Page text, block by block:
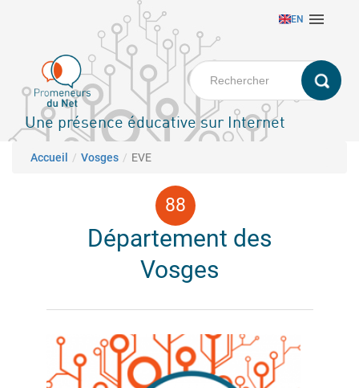
principal
EN 
Une présence éducative sur Internet
Fil d'Ariane
Accueil Vosges EVE
Département des
Vosges